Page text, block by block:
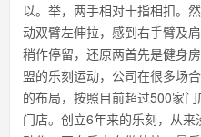
以。举，两手相对十指相扣。
动双臂左伸拉，感到右手臂及
稍作停留，还原两首先是健身
盟的乐刻运动，公司在很多场
的布局，按照目前超过500家
门店。创立6年来的乐刻，从